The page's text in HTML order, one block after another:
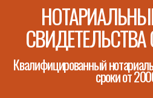
Квалифицированный
сроки от